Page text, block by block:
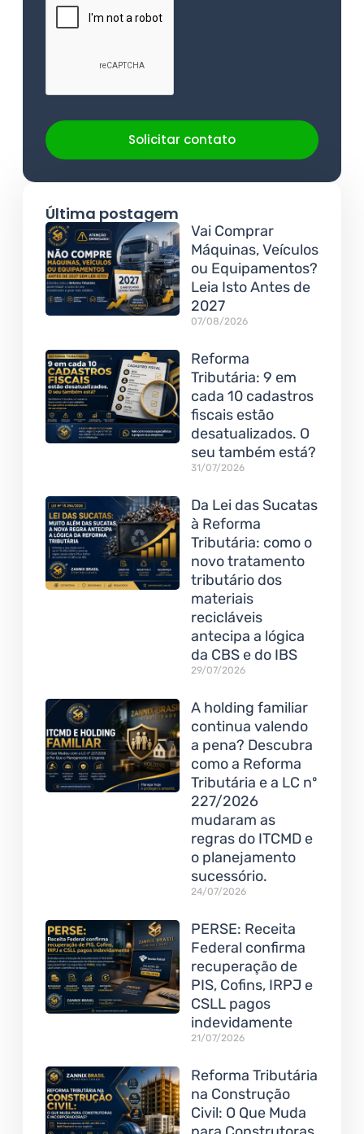
Solicitar contato
Última postagem
Vai Comprar
Máquinas, Veículos
ou Equipamentos?
Leia Isto Antes de
2027
07/08/2026
Reforma
Tributária: 9 em
cada 10 cadastros
fiscais estão
desatualizados. O
seu também está?
31/07/2026
Da Lei das Sucatas
à Reforma
Tributária: como o
novo tratamento
tributário dos
materiais
recicláveis
antecipa a lógica
da CBS e do IBS
29/07/2026
A holding familiar
continua valendo
a pena? Descubra
como a Reforma
Tributária e a LC nº
227/2026
mudaram as
regras do ITCMD e
o planejamento
sucessório.
24/07/2026
PERSE: Receita
Federal confirma
recuperação de
PIS, Cofins, IRPJ e
CSLL pagos
indevidamente
21/07/2026
Reforma Tributária
na Construção
Civil: O Que Muda